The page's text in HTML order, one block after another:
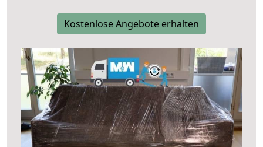
Kostenlose Angebote erhalten